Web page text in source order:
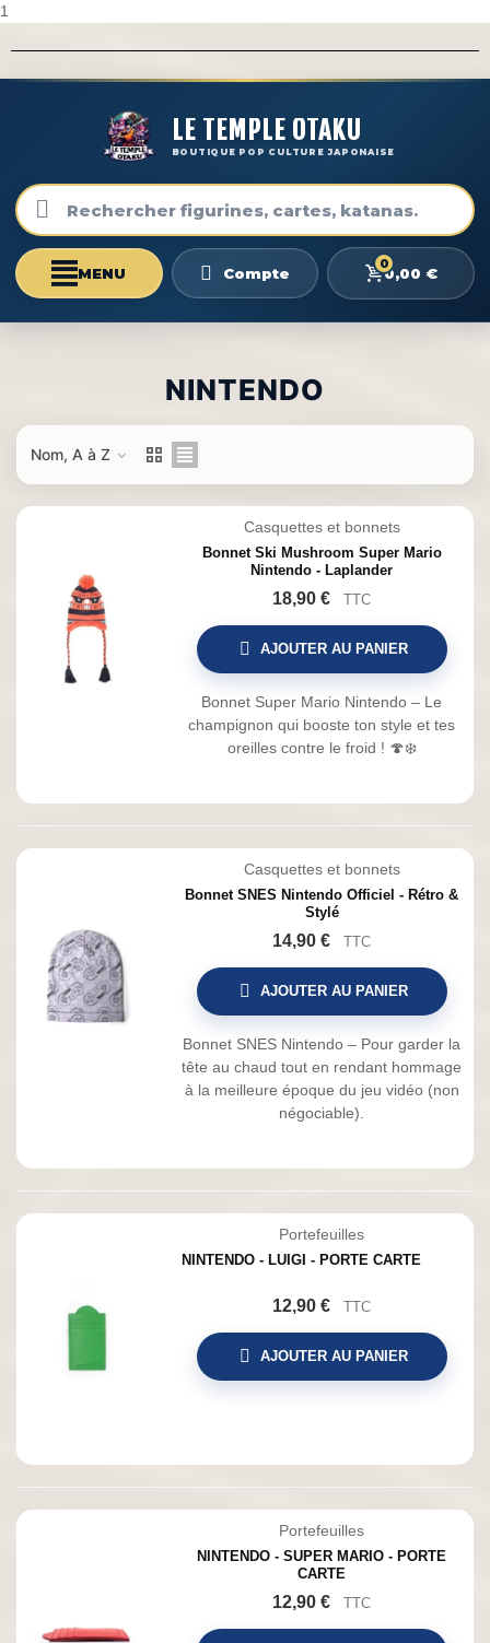
1
LE TEMPLE OTAKU
BOUTIQUE POP CULTURE JAPONAISE
Compte
0
0,00 €
NINTENDO
Nom, A à Z
Casquettes et bonnets
Bonnet Ski Mushroom Super Mario
Nintendo - Laplander
18,90 € TTC
AJOUTER AU PANIER
Bonnet Super Mario Nintendo – Le
champignon qui booste ton style et tes
oreilles contre le froid ! 🍄❄️
Casquettes et bonnets
Bonnet SNES Nintendo Officiel - Rétro &
Stylé
14,90 € TTC
AJOUTER AU PANIER
Bonnet SNES Nintendo – Pour garder la
tête au chaud tout en rendant hommage
à la meilleure époque du jeu vidéo (non
négociable).
Portefeuilles
NINTENDO - LUIGI - PORTE CARTE
12,90 € TTC
AJOUTER AU PANIER
Portefeuilles
NINTENDO - SUPER MARIO - PORTE
CARTE
12,90 € TTC